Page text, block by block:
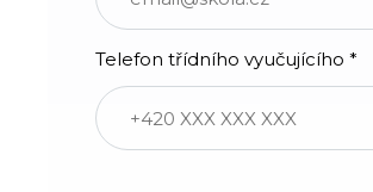
Telefon třídního vyučujícího *